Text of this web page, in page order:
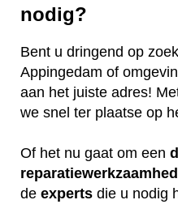
nodig?
Bent u dringend op
Appingedam of
aan het juiste adres!
we snel ter plaatse op
Of het nu gaat om een
de experts die u nodig